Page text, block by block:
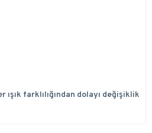
farklılığından dolayı değişiklik